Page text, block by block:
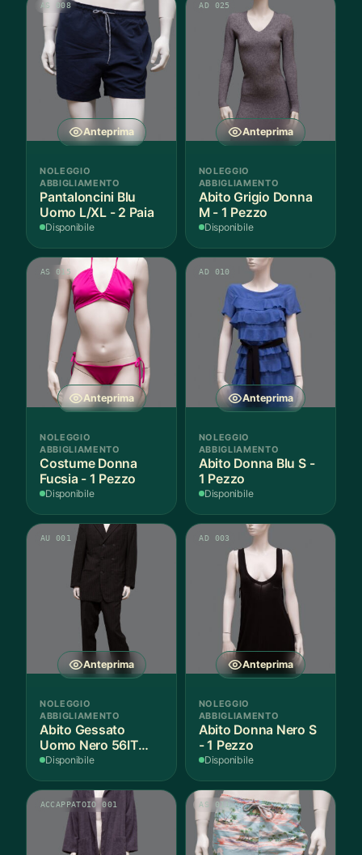
Anteprima
AS 008
NOLEGGIO
ABBIGLIAMENTO
Pantaloncini Blu
Uomo L/XL - 2 Paia
Disponibile
Anteprima
AD 025
NOLEGGIO
ABBIGLIAMENTO
Abito Grigio Donna
M - 1 Pezzo
Disponibile
Anteprima
AS 015
NOLEGGIO
ABBIGLIAMENTO
Costume Donna
Fucsia - 1 Pezzo
Disponibile
Anteprima
AD 010
NOLEGGIO
ABBIGLIAMENTO
Abito Donna Blu S -
1 Pezzo
Disponibile
Anteprima
AU 001
NOLEGGIO
ABBIGLIAMENTO
Abito Gessato
Uomo Nero 56IT
Lana - 1 Pezzo
Disponibile
Anteprima
AD 003
NOLEGGIO
ABBIGLIAMENTO
Abito Donna Nero S
- 1 Pezzo
Disponibile
ACCAPPATOIO 001 AS 011